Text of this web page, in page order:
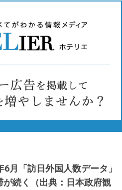
6月「訪日外国人数データ」
続く（出典：日本政府観